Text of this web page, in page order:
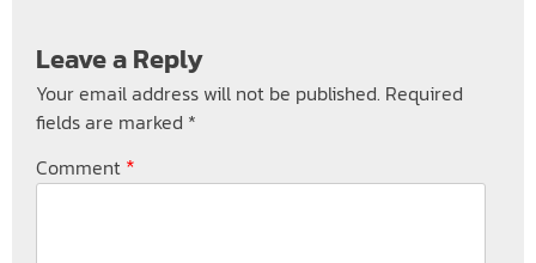
Leave a Reply
Your email address will not be published. Required
fields are marked *
Comment *